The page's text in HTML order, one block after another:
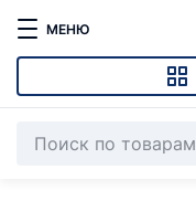
МЕНЮ